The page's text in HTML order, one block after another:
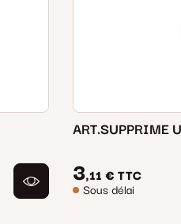
ART.SUPPRIME
3,11 € TTC
Sous délai